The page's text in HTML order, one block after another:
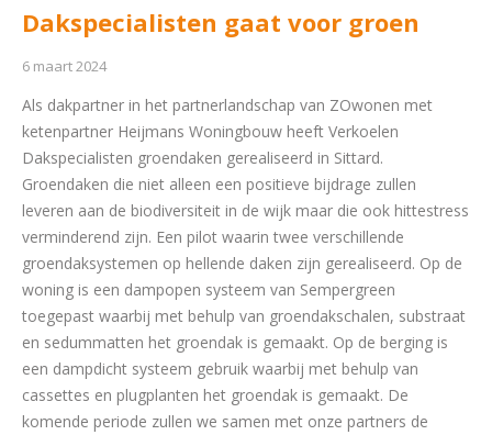
Dakspecialisten gaat voor groen
6 maart 2024
Als dakpartner in het partnerlandschap van ZOwonen met
ketenpartner Heijmans Woningbouw heeft Verkoelen
Dakspecialisten groendaken gerealiseerd in Sittard.
Groendaken die niet alleen een positieve bijdrage zullen
leveren aan de biodiversiteit in de wijk maar die ook hittestress
verminderend zijn. Een pilot waarin twee verschillende
groendaksystemen op hellende daken zijn gerealiseerd. Op de
woning is een dampopen systeem van Sempergreen
toegepast waarbij met behulp van groendakschalen, substraat
en sedummatten het groendak is gemaakt. Op de berging is
een dampdicht systeem gebruik waarbij met behulp van
cassettes en plugplanten het groendak is gemaakt. De
komende periode zullen we samen met onze partners de